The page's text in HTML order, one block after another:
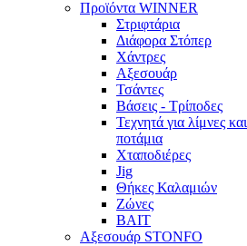
Προϊόντα WINNER
Στριφτάρια
Διάφορα Στόπερ
Χάντρες
Αξεσουάρ
Τσάντες
Βάσεις - Τρίποδες
Τεχνητά για λίμνες και
ποτάμια
Χταποδιέρες
Jig
Θήκες Καλαμιών
Ζώνες
BAIT
Αξεσουάρ STONFO